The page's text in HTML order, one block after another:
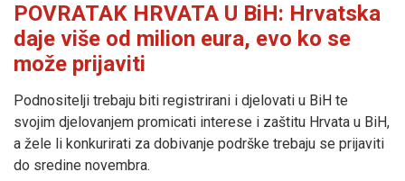
POVRATAK HRVATA U BiH: Hrvatska
daje više od milion eura, evo ko se
može prijaviti
Podnositelji trebaju biti registrirani i djelovati u BiH te
svojim djelovanjem promicati interese i zaštitu Hrvata u BiH,
a žele li konkurirati za dobivanje podrške trebaju se prijaviti
do sredine novembra.